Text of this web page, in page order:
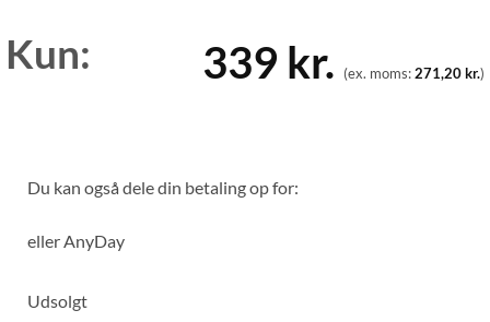
Kun: 339 kr. (ex. moms:271,20kr.)
Du kan også dele din betaling op for:
ellerAnyDay
Udsolgt